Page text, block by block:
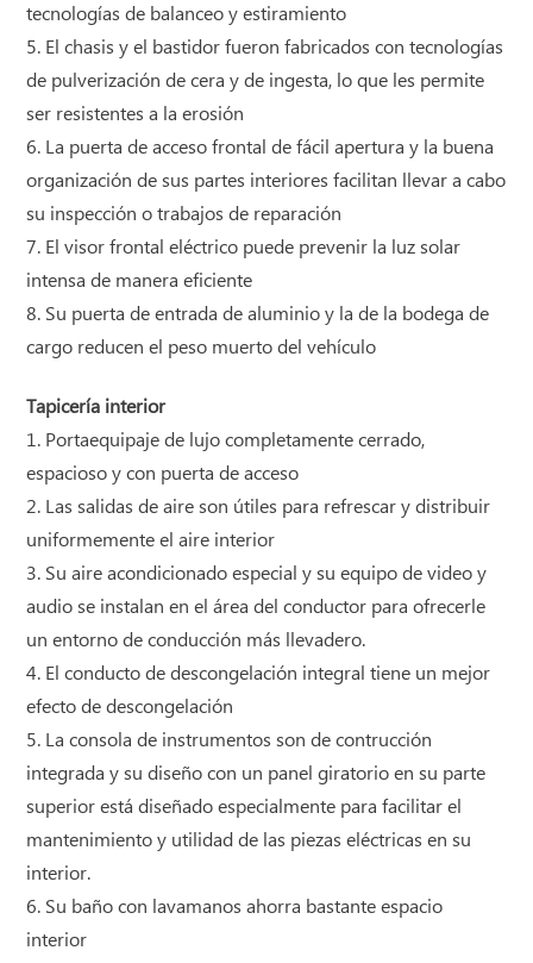
tecnologías de balanceo y estiramiento
5. El chasis y el bastidor fueron fabricados con tecnologías
de pulverización de cera y de ingesta, lo que les permite
ser resistentes a la erosión
6. La puerta de acceso frontal de fácil apertura y la buena
organización de sus partes interiores facilitan llevar a cabo
su inspección o trabajos de reparación
7. El visor frontal eléctrico puede prevenir la luz solar
intensa de manera eficiente
8. Su puerta de entrada de aluminio y la de la bodega de
cargo reducen el peso muerto del vehículo
Tapicería interior
1. Portaequipaje de lujo completamente cerrado,
espacioso y con puerta de acceso
2. Las salidas de aire son útiles para refrescar y distribuir
uniformemente el aire interior
3. Su aire acondicionado especial y su equipo de video y
audio se instalan en el área del conductor para ofrecerle
un entorno de conducción más llevadero.
4. El conducto de descongelación integral tiene un mejor
efecto de descongelación
5. La consola de instrumentos son de contrucción
integrada y su diseño con un panel giratorio en su parte
superior está diseñado especialmente para facilitar el
mantenimiento y utilidad de las piezas eléctricas en su
interior.
6. Su baño con lavamanos ahorra bastante espacio
interior